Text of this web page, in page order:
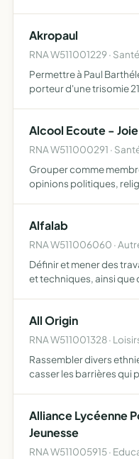
Akropaul
RNA W511001229 ·
Permettre à Paul
porteur d'une trisomie
Alcool Ecoute -
RNA W511000291 ·
Grouper comme
opinions politiques,
bonne volonté qu…
Alfalab
RNA W511006060 ·
Définir et mener des
et techniques, ainsi que
All Origin
RNA W511001328 ·
Rassembler divers
casser les barrières qui
Alliance Lycéenne
Jeunesse
RNA W511005915 ·